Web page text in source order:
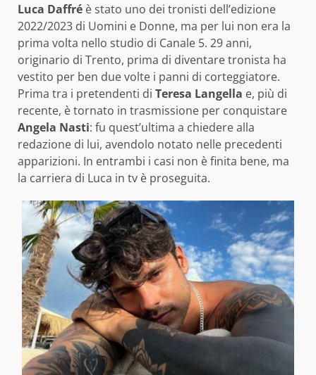
Luca Daffré è stato uno dei tronisti dell’edizione
2022/2023 di Uomini e Donne, ma per lui non era la
prima volta nello studio di Canale 5. 29 anni,
originario di Trento, prima di diventare tronista ha
vestito per ben due volte i panni di corteggiatore.
Prima tra i pretendenti di Teresa Langella e, più di
recente, è tornato in trasmissione per conquistare
Angela Nasti: fu quest’ultima a chiedere alla
redazione di lui, avendolo notato nelle precedenti
apparizioni. In entrambi i casi non è finita bene, ma
la carriera di Luca in tv è proseguita.